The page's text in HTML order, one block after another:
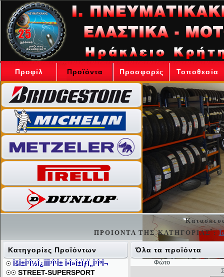
Προφίλ Προϊόντα Προσφορές Τοποθεσία
ΠΡΟΙΟΝΤΑ ΤΗΣ ΚΑΤΗΓΟΡΙΑΣ :
Κατηγορίες Προϊόντων
ÎšÎ±Î¹Î½Î¿ÏÏÎ³Î¹Î± Î•Î»Î±ÏƒÏ„Î¹ÎºÎ¬
STREET-SUPERSPORT
Όλα τα προϊόντα
Φώτο